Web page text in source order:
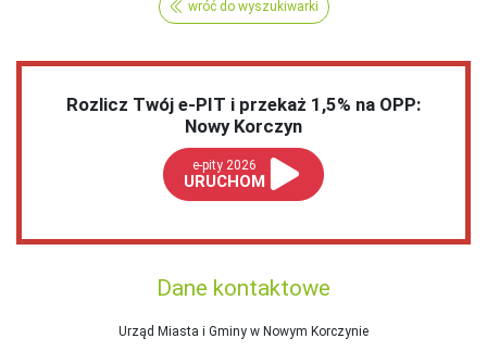
wróć do wyszukiwarki
Rozlicz Twój e-PIT i przekaż 1,5% na OPP:
Nowy Korczyn
e-pity 2026
URUCHOM
Dane kontaktowe
Urząd Miasta i Gminy w Nowym Korczynie